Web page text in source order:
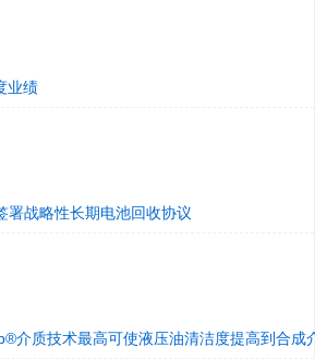
业绩
署战略性长期电池回收协议
介质技术最高可使液压油清洁度提高到合成